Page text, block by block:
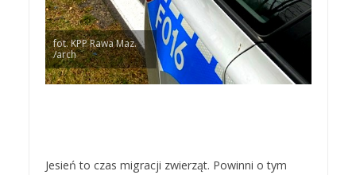
fot. KPP Rawa Maz.
/arch
Jesień to czas migracji zwierząt. Powinni o tym